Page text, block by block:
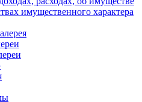
имущественного характера